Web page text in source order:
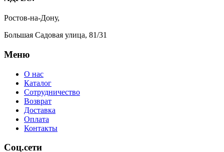
Ростов-на-Дону,
Большая Садовая улица, 81/31
Меню
О нас
Каталог
Сотрудничество
Возврат
Доставка
Оплата
Контакты
Соц.сети